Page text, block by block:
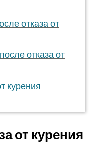
отказа от
отказа от
курения
от курения